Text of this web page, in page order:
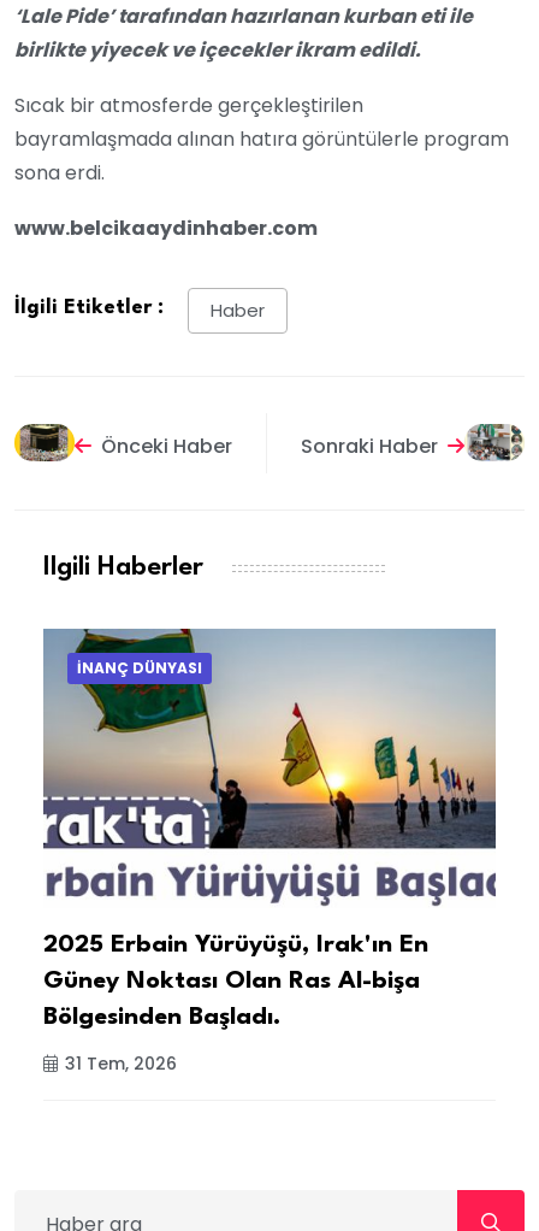
‘Lale Pide’ tarafından hazırlanan kurban eti ile
birlikte yiyecek ve içecekler ikram edildi.
Sıcak bir atmosferde gerçekleştirilen
bayramlaşmada alınan hatıra görüntülerle program
sona erdi.
www.belcikaaydinhaber.com
İlgili Etiketler : Haber
Önceki Haber Sonraki Haber
Ilgili Haberler
İNANÇ DÜNYASI
2025 Erbain Yürüyüşü, Irak'ın En
Güney Noktası Olan Ras Al-bişa
Bölgesinden Başladı.
31 Tem, 2026